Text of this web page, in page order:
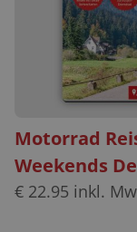
Motorrad
Weekends
€ 22.95 inkl.